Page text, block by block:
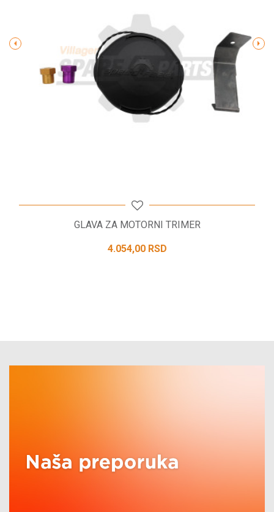
GLAVA ZA MOTORNI TRIMER
4.054,00 RSD